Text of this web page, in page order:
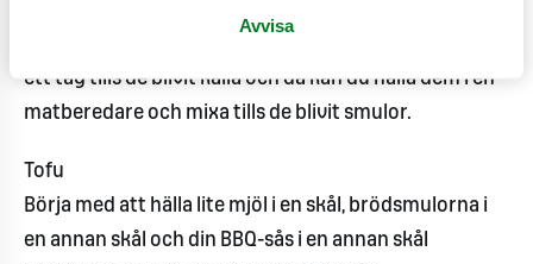
Avvisa
ett tag tills de blivit kalla och då kan du hälla dem i en
matberedare och mixa tills de blivit smulor.
Tofu
Börja med att hälla lite mjöl i en skål, brödsmulorna i
en annan skål och din BBQ-sås i en annan skål